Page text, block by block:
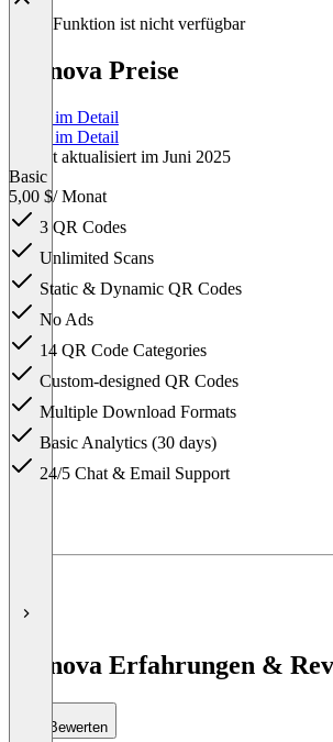
Diese Funktion ist nicht verfügbar
Scanova Preise
Preise im Detail
Preise im Detail
Zuletzt aktualisiert im Juni 2025
Basic
5,00 $/ Monat
3 QR Codes
Unlimited Scans
Static & Dynamic QR Codes
No Ads
14 QR Code Categories
Custom-designed QR Codes
Multiple Download Formats
Basic Analytics (30 days)
24/5 Chat & Email Support
Scanova Erfahrungen &
Bewerten